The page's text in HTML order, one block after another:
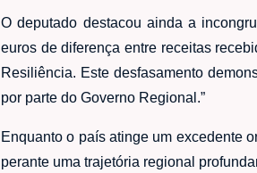
O deputado destacou ainda a
euros de diferença entre receitas
Resiliência. Este desfasamento
por parte do Governo Regional.”
Enquanto o país atinge um excedente
perante uma trajetória regional